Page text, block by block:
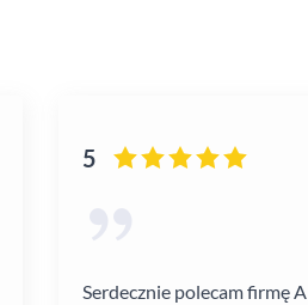
5
Serdecznie polecam firmę